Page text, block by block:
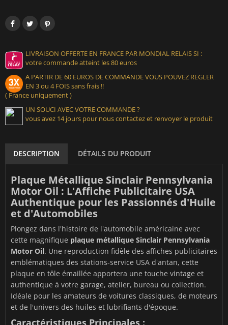
LIVRAISON OFFERTE EN FRANCE PAR MONDIAL RELAIS SI :
votre commande atteint les 80 euros
A PARTIR DE 60 EUROS DE COMMANDE VOUS POUVEZ REGLER
EN 3 ou 4 FOIS sans frais !!
( France uniquement )
UN SOUCI AVEC VOTRE COMMANDE ?
vous avez 14 jours pour nous contactez et renvoyer le produit
DESCRIPTION DÉTAILS DU PRODUIT
Plaque Métallique Sinclair Pennsylvania
Motor Oil : L'Affiche Publicitaire USA
Authentique pour les Passionnés d'Huile
et d'Automobiles
Plongez dans l'histoire de l'automobile américaine avec
cette magnifique plaque métallique Sinclair Pennsylvania
Motor Oil. Une reproduction fidèle des affiches publicitaires
emblématiques des stations-service USA d'antan, cette
plaque en tôle émaillée apportera une touche vintage et
authentique à votre garage, atelier, bureau ou collection.
Idéale pour les amateurs de voitures classiques, de moteurs
et de l'univers des huiles et lubrifiants d'époque.